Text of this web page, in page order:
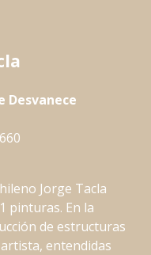
Desvanece
Jorge Tacla
pinturas. En la
de estructuras
entendidas